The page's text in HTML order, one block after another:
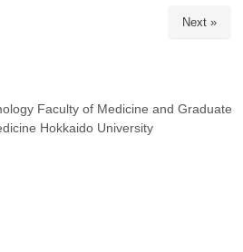
Next »
Faculty of Medicine and Graduate
Hokkaido University